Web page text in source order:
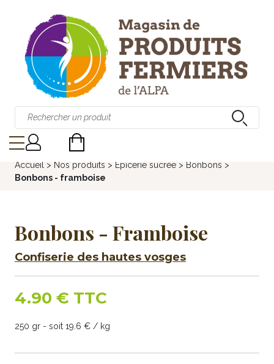
Accueil > Nos produits > Épicerie sucrée > Bonbons >
Bonbons - framboise
Bonbons - Framboise
Confiserie des hautes vosges
4.90 € TTC
250 gr - soit 19.6 € / kg